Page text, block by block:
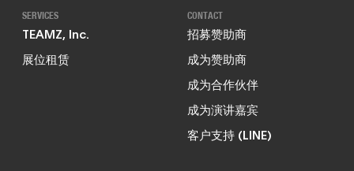
SERVICES
TEAMZ, Inc.
展位租赁
CONTACT
招募赞助商
成为赞助商
成为合作伙伴
成为演讲嘉宾
客户支持 (LINE)